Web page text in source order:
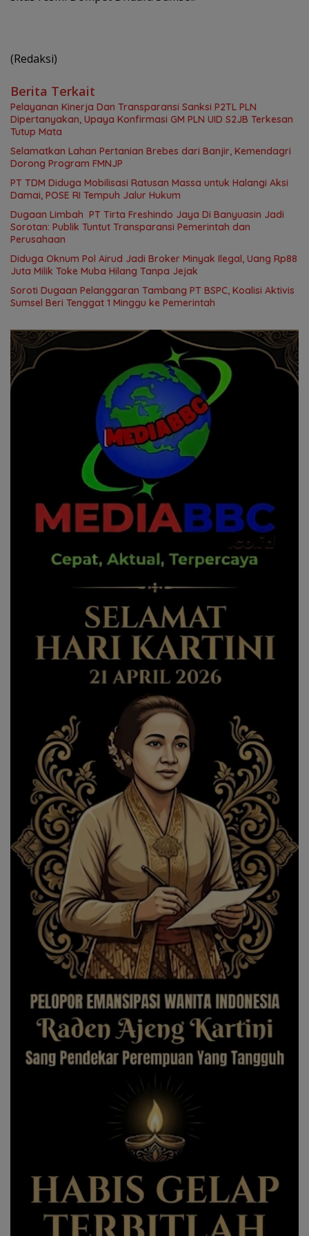
(Redaksi)
Berita Terkait
Pelayanan Kinerja Dan Transparansi Sanksi P2TL PLN
Dipertanyakan, Upaya Konfirmasi GM PLN UID S2JB Terkesan
Tutup Mata
Selamatkan Lahan Pertanian Brebes dari Banjir, Kemendagri
Dorong Program FMNJP
PT TDM Diduga Mobilisasi Ratusan Massa untuk Halangi Aksi
Damai, POSE RI Tempuh Jalur Hukum
Dugaan Limbah PT Tirta Freshindo Jaya Di Banyuasin Jadi
Sorotan: Publik Tuntut Transparansi Pemerintah dan
Perusahaan
Diduga Oknum Pol Airud Jadi Broker Minyak Ilegal, Uang Rp88
Juta Milik Toke Muba Hilang Tanpa Jejak
Soroti Dugaan Pelanggaran Tambang PT BSPC, Koalisi Aktivis
Sumsel Beri Tenggat 1 Minggu ke Pemerintah